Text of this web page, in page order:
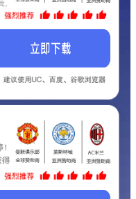
建设.
网站.
!